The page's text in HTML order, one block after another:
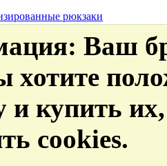
рюкзаки
: Ваш
хотите
и купить
cookies.